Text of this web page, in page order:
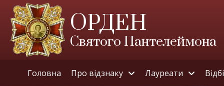
ОРДЕН
Святого Пантелеймона
Головна Про відзнаку Лауреати